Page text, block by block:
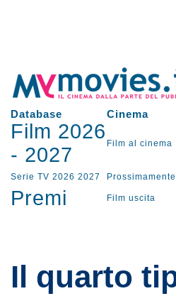
Database Cinema
Film 2026
- 2027 Film al cinema
Serie TV 2026 2027 Prossimamente
Premi Film uscita
Il quarto